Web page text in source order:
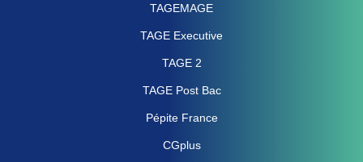
TAGEMAGE
TAGE Executive
TAGE 2
TAGE Post Bac
Pépite France
CGplus